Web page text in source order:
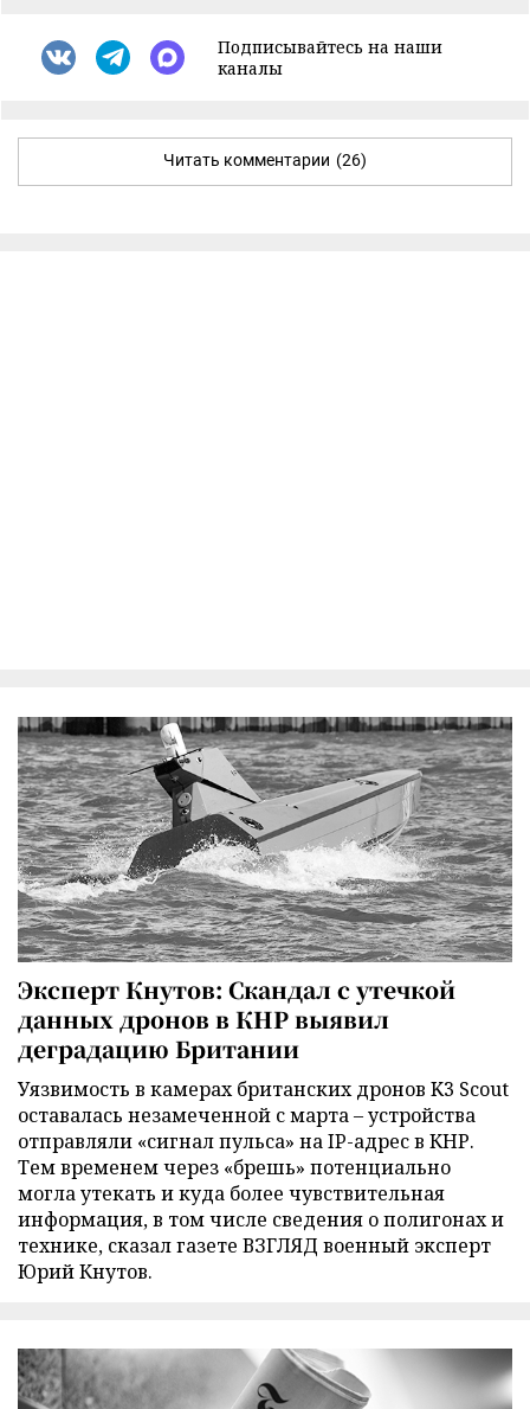
Подписывайтесь на наши
каналы
Читать комментарии (26)
Эксперт Кнутов: Скандал с утечкой
данных дронов в КНР выявил
деградацию Британии
Уязвимость в камерах британских дронов K3 Scout
оставалась незамеченной с марта – устройства
отправляли «сигнал пульса» на IP-адрес в КНР.
Тем временем через «брешь» потенциально
могла утекать и куда более чувствительная
информация, в том числе сведения о полигонах и
технике, сказал газете ВЗГЛЯД военный эксперт
Юрий Кнутов.